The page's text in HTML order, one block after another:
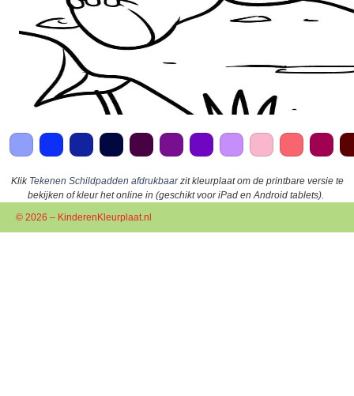
Klik Tekenen Schildpadden afdrukbaarzit kleurplaat om de printbare versie te
bekijken of kleur het online in (geschikt voor iPad en Android tablets).
© 2026 – KinderenKleurplaat.nl